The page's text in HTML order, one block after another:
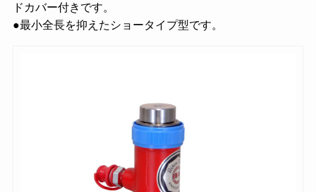
ドカバー付きです。
●最小全長を抑えたショータイプ型です。